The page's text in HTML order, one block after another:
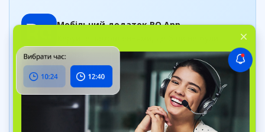
Мобільний додаток RO App
Додаток Дашборд
Відстежуйте стан бізнесу в реальному часі